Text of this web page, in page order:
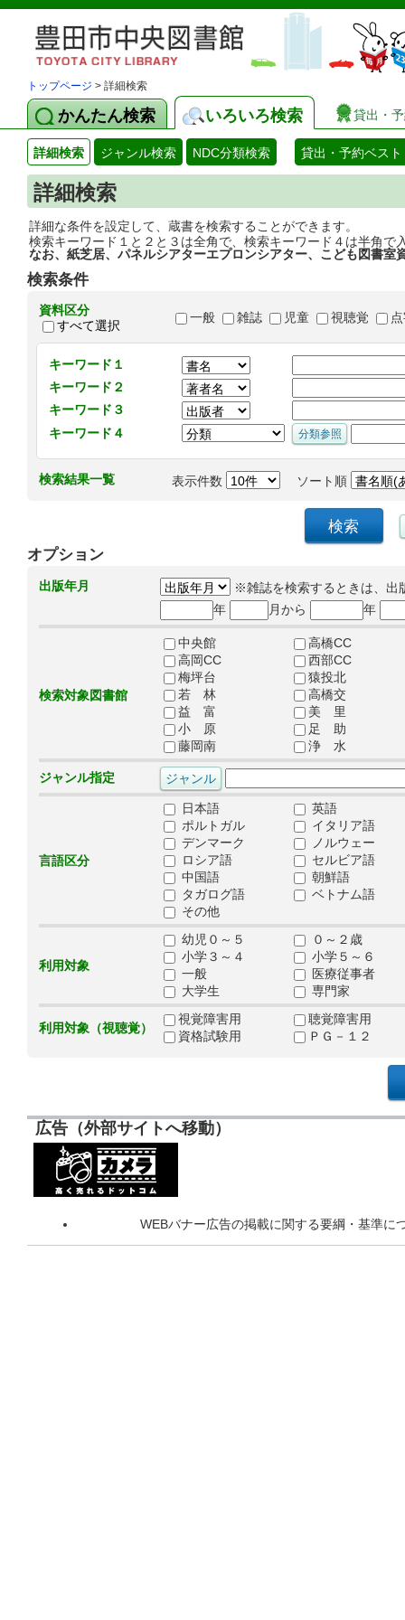
トップページ > 詳細検索
かんたん検索 いろいろ検索 貸出・
詳細検索 ジャンル検索 NDC分類検索 貸出・予約ベスト
詳細検索
詳細な条件を設定して、蔵書を検索することができます。
検索キーワード１と２と３は全角で、検索キーワード４は半角で
なお、紙芝居、パネルシアターエプロンシアター、こども図書室
検索条件
資料区分
すべて選択
一般 雑誌 児童 視聴覚
キーワード１
キーワード２
キーワード３
キーワード４
検索結果一覧 表示件数 ソート順
オプション
出版年月
※雑誌を検索するときは、出
年
月から 年
検索対象図書館
中央館
高橋CC
高岡CC
西部CC
梅坪台
猿投北
若 林
高橋交
益 富
美 里
小 原
足 助
藤岡南
浄 水
ジャンル指定
言語区分
日本語
英語
ポルトガル
イタリア語
デンマーク
ノルウェー
ロシア語
セルビア語
中国語
朝鮮語
タガログ語
ベトナム語
その他
利用対象
幼児０～５
０～２歳
小学３～４
小学５～６
一般
医療従事者
大学生
専門家
利用対象（視聴覚）
視覚障害用
聴覚障害用
資格試験用
ＰＧ－１２
広告（外部サイトへ移動）
WEBバナー広告の掲載に関する要綱・基準に